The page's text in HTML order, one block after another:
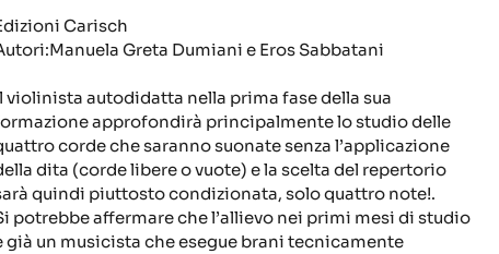
Carisch
Greta Dumiani e Eros Sabbatani
violinista autodidatta nella prima fase della sua
approfondirà principalmente lo studio delle
corde che saranno suonate senza l’applicazione
dita (corde libere o vuote) e la scelta del repertorio
quindi piuttosto condizionata, solo quattro note!.
potrebbe affermare che l’allievo nei primi mesi di studio
già un musicista che esegue brani tecnicamente